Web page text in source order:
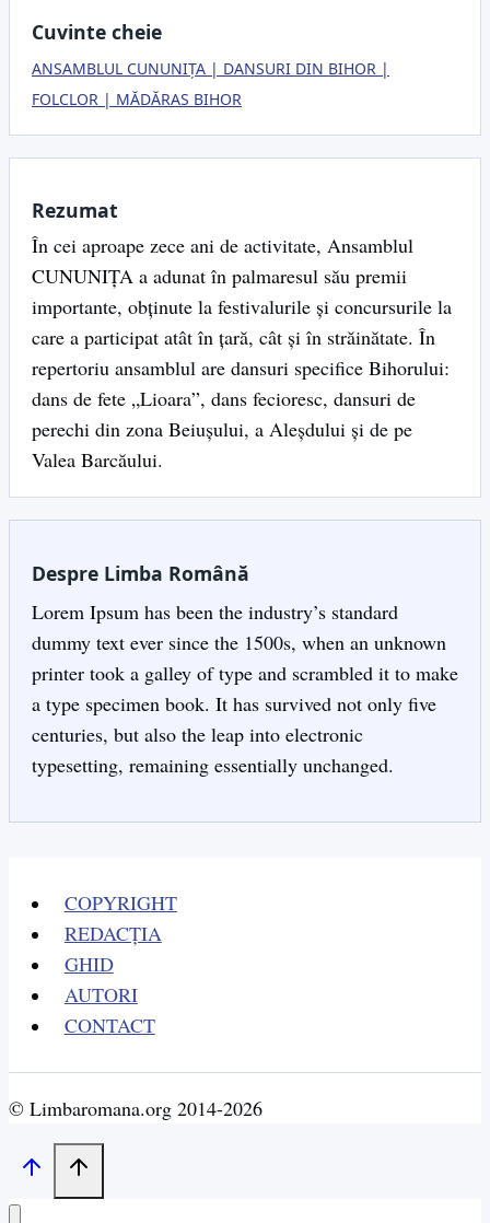
Cuvinte cheie
ANSAMBLUL CUNUNIȚA
DANSURI DIN BIHOR
FOLCLOR
MĂDĂRAS BIHOR
Rezumat
În cei aproape zece ani de activitate, Ansamblul
CUNUNIȚA a adunat în palmaresul său premii
importante, obținute la festivalurile și concursurile la
care a participat atât în țară, cât și în străinătate. În
repertoriu ansamblul are dansuri specifice Bihorului:
dans de fete „Lioara”, dans fecioresc, dansuri de
perechi din zona Beiușului, a Aleșdului și de pe
Valea Barcăului.
Despre Limba Română
Lorem Ipsum has been the industry’s standard
dummy text ever since the 1500s, when an unknown
printer took a galley of type and scrambled it to make
a type specimen book. It has survived not only five
centuries, but also the leap into electronic
typesetting, remaining essentially unchanged.
COPYRIGHT
REDACȚIA
GHID
AUTORI
CONTACT
© Limbaromana.org 2014-2026